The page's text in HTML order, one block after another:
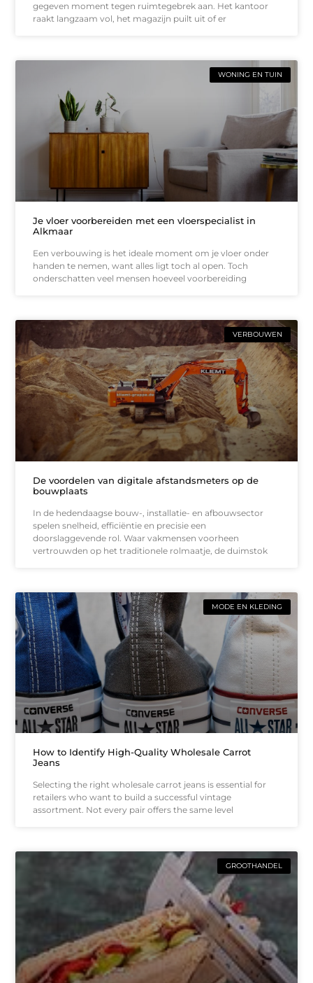
gegeven moment tegen ruimtegebrek aan. Het kantoor
raakt langzaam vol, het magazijn puilt uit of er
WONING EN TUIN
Je vloer voorbereiden met een vloerspecialist in
Alkmaar
Een verbouwing is het ideale moment om je vloer onder
handen te nemen, want alles ligt toch al open. Toch
onderschatten veel mensen hoeveel voorbereiding
VERBOUWEN
De voordelen van digitale afstandsmeters op de
bouwplaats
In de hedendaagse bouw-, installatie- en afbouwsector
spelen snelheid, efficiëntie en precisie een
doorslaggevende rol. Waar vakmensen voorheen
vertrouwden op het traditionele rolmaatje, de duimstok
MODE EN KLEDING
How to Identify High-Quality Wholesale Carrot
Jeans
Selecting the right wholesale carrot jeans is essential for
retailers who want to build a successful vintage
assortment. Not every pair offers the same level
GROOTHANDEL